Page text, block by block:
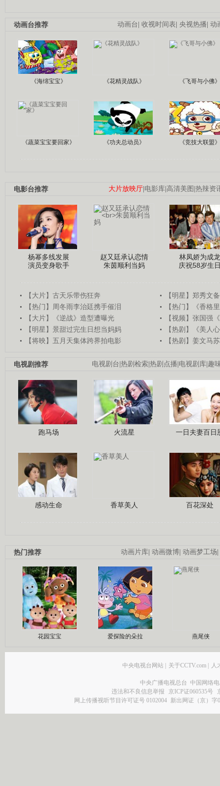
动画台 收视时间表 央视热播 动
动画台推荐
《海绵宝宝》 《花精灵战队》 《飞哥与小佛》
《蔬菜宝宝要回家》 《功夫总动员》 《竞技大联盟》
大片放映厅 电影库 高清美图 热辣资
电影台推荐
杨幂多线发展
演员变身歌手
赵又廷承认恋情
朱茵顺利当妈
林凤娇为成龙
庆祝58岁生
【大片】古天乐带伤狂奔
【明星】郑秀文
【热门】周冬雨李治廷携手催泪
【热门】《香格
【大片】《逆战》造型遭曝光
【视频】张国强
【明星】景甜过完生日想当妈妈
【热剧】《美人
【将映】五月天集体跨界拍电影
【热剧】姜文马
电视剧台 热剧检索 热剧点播 电视剧库 趣
电视剧推荐
跑马场 火流星 一日夫妻百日
感动生命 香草美人 百花深处
动画片库 动画微博 动画梦工场
热门推荐
花园宝宝 爱探险的朵拉 燕尾侠
中央电视台网站 关于CCTV.com 人
中央广播电视总台 中国网络
违法和不良信息举报
京ICP证060535号
网上传播视听节目许可证号 0102004 新出网证（京）